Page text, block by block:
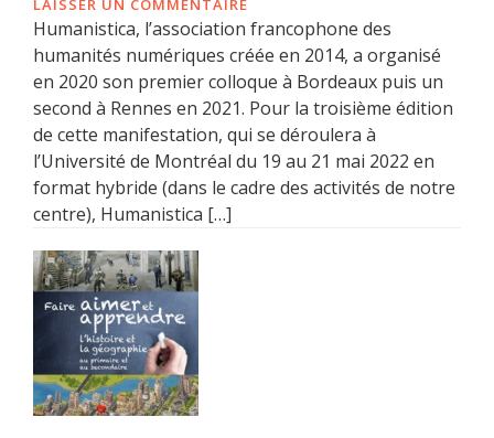
LAISSER UN COMMENTAIRE
Humanistica, l’association francophone des
humanités numériques créée en 2014, a organisé
en 2020 son premier colloque à Bordeaux puis un
second à Rennes en 2021. Pour la troisième édition
de cette manifestation, qui se déroulera à
l’Université de Montréal du 19 au 21 mai 2022 en
format hybride (dans le cadre des activités de notre
centre), Humanistica […]